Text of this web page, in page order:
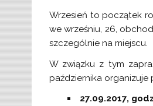
Wrzesień to początek
we wrześniu, 26,
szczególnie na miejscu.
W związku z tym
października organizuje
27.09.2017,